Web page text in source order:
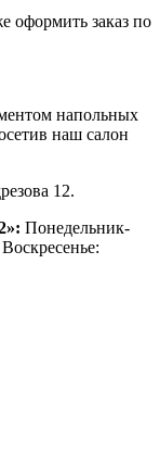
оформить заказ по
напольных
наш салон
12.
Понедельник-